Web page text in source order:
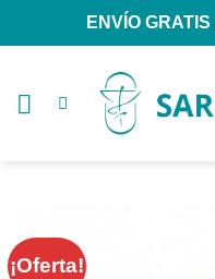
ENVÍO GRATIS
¡Oferta!